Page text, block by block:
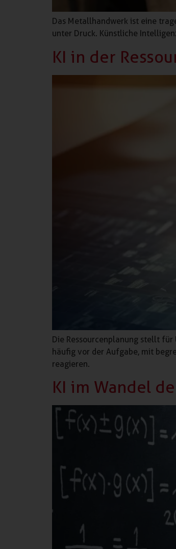
Das Metallhandwerk ist eine
unter Druck. Künstliche
KI in der
Die Ressourcenplanung stellt
häufig vor der Aufgabe, mit
reagieren.
KI im Wandel